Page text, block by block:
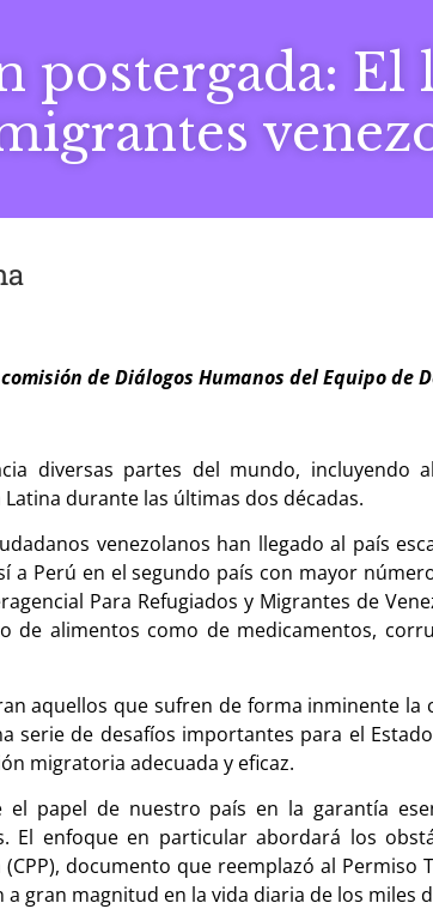
postergada:
de Diálogos Humanos del Equipo de
diversas partes del mundo, incluyendo
durante las últimas dos décadas.
venezolanos han llegado al país
a Perú en el segundo país con mayor
Para Refugiados y Migrantes de
de alimentos como de medicamentos,
aquellos que sufren de forma inminente la
serie de desafíos importantes para el
migratoria adecuada y eficaz.
papel de nuestro país en la garantía
El enfoque en particular abordará los
documento que reemplazó al Permiso
gran magnitud en la vida diaria de los miles